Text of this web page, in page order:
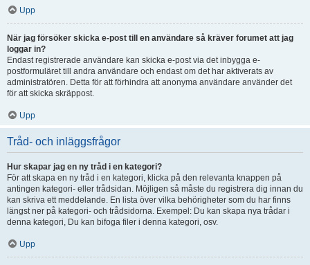
Upp
När jag försöker skicka e-post till en användare så kräver forumet att jag
loggar in?
Endast registrerade användare kan skicka e-post via det inbygga e-
postformuläret till andra användare och endast om det har aktiverats av
administratören. Detta för att förhindra att anonyma användare använder det
för att skicka skräppost.
Upp
Tråd- och inläggsfrågor
Hur skapar jag en ny tråd i en kategori?
För att skapa en ny tråd i en kategori, klicka på den relevanta knappen på
antingen kategori- eller trådsidan. Möjligen så måste du registrera dig innan du
kan skriva ett meddelande. En lista över vilka behörigheter som du har finns
längst ner på kategori- och trådsidorna. Exempel: Du kan skapa nya trådar i
denna kategori, Du kan bifoga filer i denna kategori, osv.
Upp